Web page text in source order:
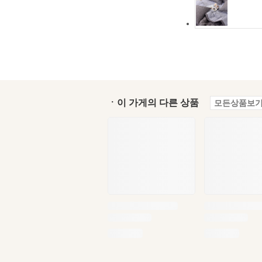
ㆍ이 가게의 다른 상품 모든상품보